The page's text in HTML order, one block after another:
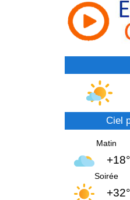
Ciel
Matin
Soirée